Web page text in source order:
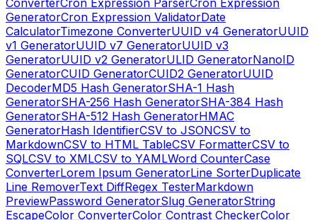
ConverterCron Expression ParserCron Expression
GeneratorCron Expression ValidatorDate
CalculatorTimezone ConverterUUID v4 GeneratorUUID
v1 GeneratorUUID v7 GeneratorUUID v3
GeneratorUUID v2 GeneratorULID GeneratorNanoID
GeneratorCUID GeneratorCUID2 GeneratorUUID
DecoderMD5 Hash GeneratorSHA-1 Hash
GeneratorSHA-256 Hash GeneratorSHA-384 Hash
GeneratorSHA-512 Hash GeneratorHMAC
GeneratorHash IdentifierCSV to JSONCSV to
MarkdownCSV to HTML TableCSV FormatterCSV to
SQLCSV to XMLCSV to YAMLWord CounterCase
ConverterLorem Ipsum GeneratorLine SorterDuplicate
Line RemoverText DiffRegex TesterMarkdown
PreviewPassword GeneratorSlug GeneratorString
EscapeColor ConverterColor Contrast CheckerColor